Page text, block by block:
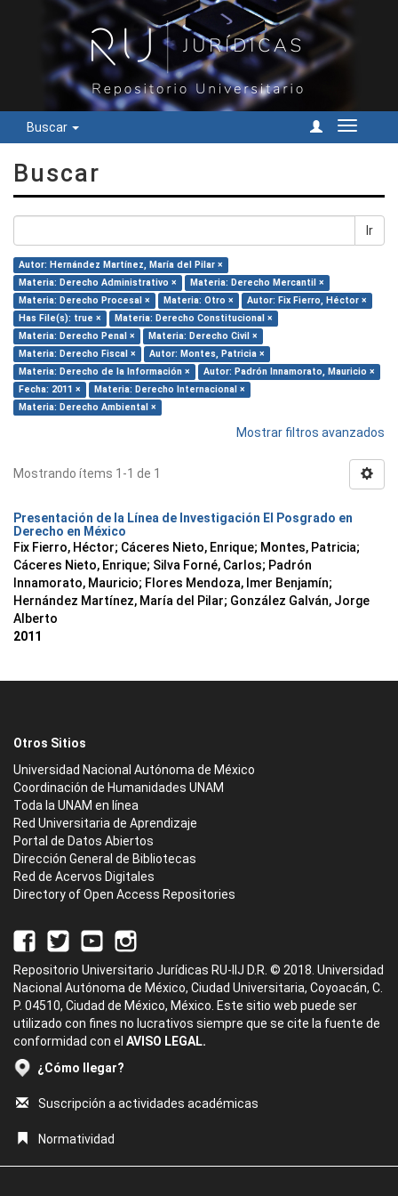
Buscar
Cambiar
Buscar
Ir
Autor: Hernández Martínez, María del Pilar ×
Materia: Derecho Administrativo ×
Materia: Derecho Mercantil ×
Materia: Derecho Procesal ×
Materia: Otro ×
Autor: Fix Fierro, Héctor ×
Has File(s): true ×
Materia: Derecho Constitucional ×
Materia: Derecho Penal ×
Materia: Derecho Civil ×
Materia: Derecho Fiscal ×
Autor: Montes, Patricia ×
Materia: Derecho de la Información ×
Autor: Padrón Innamorato, Mauricio ×
Fecha: 2011 ×
Materia: Derecho Internacional ×
Materia: Derecho Ambiental ×
Mostrar filtros avanzados
Mostrando ítems 1-1 de 1
Presentación de la Línea de Investigación El Posgrado en
Derecho en México
Fix Fierro, Héctor; Cáceres Nieto, Enrique; Montes, Patricia;
Cáceres Nieto, Enrique; Silva Forné, Carlos; Padrón
Innamorato, Mauricio; Flores Mendoza, Imer Benjamín;
Hernández Martínez, María del Pilar; González Galván, Jorge
Alberto
2011
Otros Sitios
Universidad Nacional Autónoma de México
Coordinación de Humanidades UNAM
Toda la UNAM en línea
Red Universitaria de Aprendizaje
Portal de Datos Abiertos
Dirección General de Bibliotecas
Red de Acervos Digitales
Directory of Open Access Repositories
Repositorio Universitario Jurídicas RU-IIJ D.R. © 2018. Universidad
Nacional Autónoma de México, Ciudad Universitaria, Coyoacán, C.
P. 04510, Ciudad de México, México. Este sitio web puede ser
utilizado con fines no lucrativos siempre que se cite la fuente de
conformidad con el AVISO LEGAL.
¿Cómo llegar?
Suscripción a actividades académicas
Normatividad